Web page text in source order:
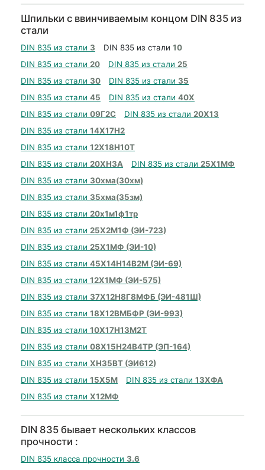
Шпильки с ввинчиваемым концом DIN 835 из
стали
DIN 835 из стали 3 DIN 835 из стали 10
DIN 835 из стали 20 DIN 835 из стали 25
DIN 835 из стали 30 DIN 835 из стали 35
DIN 835 из стали 45 DIN 835 из стали 40Х
DIN 835 из стали 09Г2С DIN 835 из стали 20Х13
DIN 835 из стали 14Х17Н2
DIN 835 из стали 12Х18Н10Т
DIN 835 из стали 20ХН3А DIN 835 из стали 25Х1МФ
DIN 835 из стали 30хма(30хм)
DIN 835 из стали 35хма(35зм)
DIN 835 из стали 20х1м1ф1тр
DIN 835 из стали 25Х2М1Ф (ЭИ-723)
DIN 835 из стали 25Х1МФ (ЭИ-10)
DIN 835 из стали 45Х14Н14В2М (ЭИ-69)
DIN 835 из стали 12Х1МФ (ЭИ-575)
DIN 835 из стали 37Х12Н8Г8МФБ (ЭИ-481Ш)
DIN 835 из стали 18Х12ВМБФР (ЭИ-993)
DIN 835 из стали 10Х17Н13М2Т
DIN 835 из стали 08Х15Н24В4ТР (ЭП-164)
DIN 835 из стали ХН35ВТ (ЭИ612)
DIN 835 из стали 15Х5М DIN 835 из стали 13ХФА
DIN 835 из стали Х12МФ
DIN 835 бывает нескольких классов
прочности :
DIN 835 класса прочности 3.6